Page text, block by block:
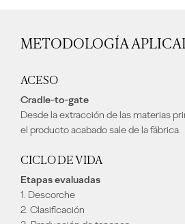
METODOLOGÍA
ACESO
Cradle-to-gate
Desde la extracción de las materias
el producto acabado sale de la fábrica.
CICLO DE VIDA
Etapas evaluadas
1. Descorche
2. Clasificación